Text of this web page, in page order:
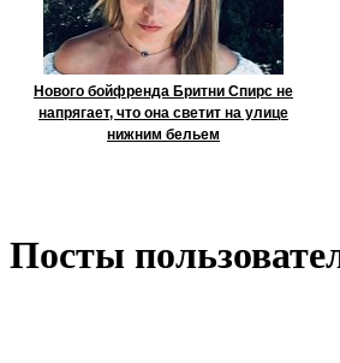
Нового бойфренда Бритни Спирс не
напрягает, что она светит на улице
нижним бельем
Посты